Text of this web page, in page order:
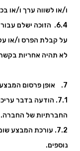
ו/או לשווה ערך ו/או
6.4. הזוכה ישלם
על קבלת הפרס ו/או
לא תהיה אחריות
7. אופן פרסום המבצע
7.1. הודעה בדבר
החברתיות של החברה.
7.2. עורכת המבצע
נוספים.